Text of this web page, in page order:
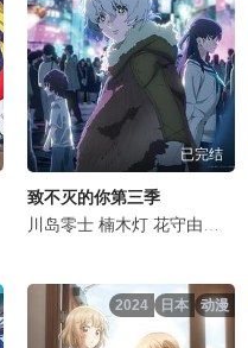
青木志贵 川井田夏海 松冈美里
村濑步 大桥彩香 堀江瞬 佐伯伊织
已完结
致不灭的你第三季
川岛零士 楠木灯 花守由美里
动漫
日本
2024